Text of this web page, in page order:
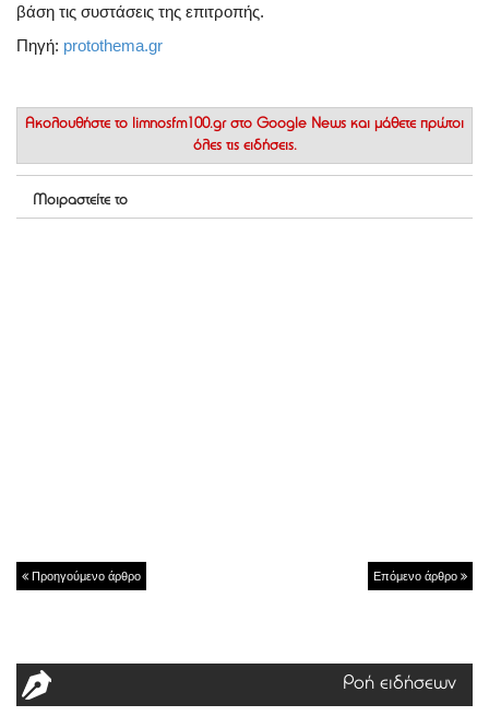
βάση τις συστάσεις της επιτροπής.
Πηγή: protothema.gr
Ακολουθήστε το limnosfm100.gr στο Google News και μάθετε πρώτοι
όλες τις ειδήσεις.
Μοιραστείτε το
Προηγούμενο άρθρο Επόμενο άρθρο
Ροή ειδήσεων